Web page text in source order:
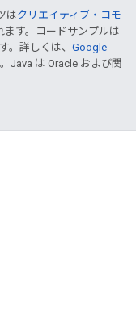
はクリエイティブ・コモ
ます。コードサンプルは
。詳しくは、 Google
Java は Oracle および関